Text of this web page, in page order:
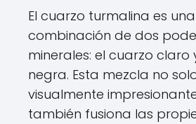
El cuarzo turmalina es
combinación de dos
minerales: el cuarzo claro
negra. Esta mezcla no
visualmente
también fusiona las